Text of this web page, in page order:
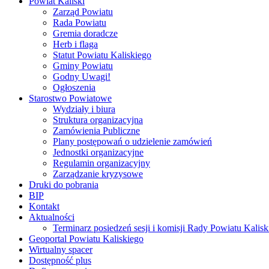
Zarząd Powiatu
Rada Powiatu
Gremia doradcze
Herb i flaga
Statut Powiatu Kaliskiego
Gminy Powiatu
Godny Uwagi!
Ogłoszenia
Starostwo Powiatowe
Wydziały i biura
Struktura organizacyjna
Zamówienia Publiczne
Plany postępowań o udzielenie zamówień
Jednostki organizacyjne
Regulamin organizacyjny
Zarządzanie kryzysowe
Druki do pobrania
BIP
Kontakt
Aktualności
Terminarz posiedzeń sesji i komisji Rady Powiatu
Geoportal Powiatu Kaliskiego
Wirtualny spacer
Dostępność plus